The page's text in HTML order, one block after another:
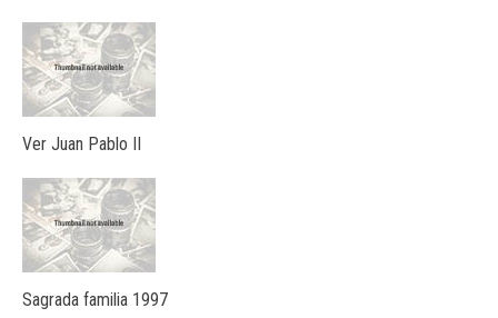
Ver Juan Pablo II
Sagrada familia 1997